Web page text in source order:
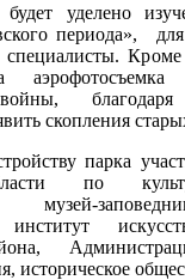
уделено
периода»,
специалисты.
войны,
скопления
парка
по
музей-
институт
историческое